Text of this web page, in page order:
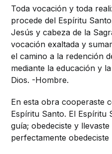
Toda vocación y toda
procede del Espíritu
Jesús y cabeza de la
vocación exaltada y
el camino a la redención
mediante la educación y
Dios. -Hombre.
En esta obra cooperaste
Espíritu Santo. El Espíritu
guía; obedeciste y
perfectamente